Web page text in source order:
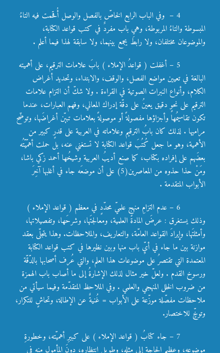
4 – وفي الباب الرابع الخاصّ بالفصل والوصل أُقحمت فيه التاءُ
المبسوطة والتاءُ المربوطة، وهي باب مفردٌ في كتب قواعد الكتابة،
والموضوعان مختلفان، ولا رابطَ يجمع بينهما، ولا سابقة لهذا فيما أعلم .
5 – أغفلت ( قواعدُ الإملاء ) بابَ علامات الترقيم، على أهميته
البالغة في تعيين مواضع الفصل، والوقف، والابتداء، وتحديد أغراض
الكلام، وأنواع النبرات الصوتية في القراءة . ولا شكّ أن التزام علامات
الترقيم على نحوٍ دقيق يعينُ على دقّة إدراك المعاني، وفهم العبارات، عندما
تكون تقاسيمُها وأجزاؤها مفصولةً أو موصولةً بعلامات تبيّن أغراضَها، وتوضّح
مراميها . لذلك كان بابُ الترقيم وعلاماته في العربية على قدرٍ كبير من
الأهمية، وهو ما جعل كُتُبَ قواعد الكتابة لا تستغني عنه، بل حملت أهمّيّتُه
بعضَهم على إفراده بكتاب، كما صنع أديبُ العربية وشيخُها أحمد زكي باشا،
ومَنْ حذا حذوه من المعاصرين(5) على أن موضعَه جاء في أغلبها آخِرَ
الأبواب المتقدمة .
6 – عدم التزامِ منهجٍ علميّ محدّدٍ في معظم ( قواعد الإملاء )
وذلك يستغرق : عرضَ المادة العلمية، ومعالجتَها، وشرحَها، وتفصيلاتها،
وأمثلتَها، وإيرادَ القواعد العامّة، والتعاريف، والملاحظات. وهذا يتجلّى بعقد
موازنة بين ما جاء في أيِّ باب منها وبين نظيرها في كتب قواعد الكتابة
المعتمدة التي تقتصرُ على موضوعات هذا العلم، والتي عُرف أصحابها بالدّقّة
ورسوخ القدم . ولعلّ خير مثال لذلك الإشارةُ إلى ما أصاب باب الهمزة
من ضروب الخلل المنهجي والعلمي . وفي الملاحظ المتقدّمة وفيما سيأتي من
ملاحظات مفصّلة موزّعة على الأبواب = غُنيةٌ عن الإطالة، وتحاشٍ للتكرار،
وتوخٍّ للاختصار.
7 – جاء كتابُ ( قواعد الإملاء ) على كبيرِ أهميّته، وخطورةِ
موضوعه، وعظيمِ الحاجة إلى مثله، وطويلِ انتظاره، دونَ المأمول منه في